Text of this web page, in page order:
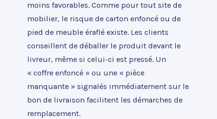
moins favorables. Comme pour tout site de
mobilier, le risque de carton enfoncé ou de
pied de meuble éraflé existe. Les clients
conseillent de déballer le produit devant le
livreur, même si celui-ci est pressé. Un
« coffre enfoncé » ou une « pièce
manquante » signalés immédiatement sur le
bon de livraison facilitent les démarches de
remplacement.